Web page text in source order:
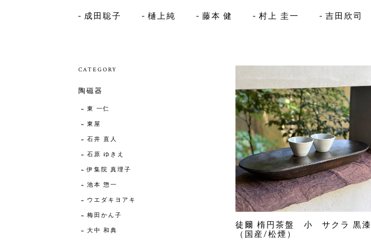
成田聡子 樋上純 藤本 健 村上 圭一 吉田欣司
徒爾 楕円茶盤 小 サクラ 黒漆
（国産/松煙）
CATEGORY
陶磁器
東 一仁
東屋
石井 直人
石原 ゆきえ
伊集院 真理子
池本 惣一
ウエダキヨアキ
梅田かん子
大中 和典